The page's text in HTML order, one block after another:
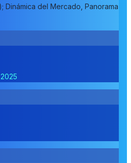
Dinámica del Mercado, Panorama